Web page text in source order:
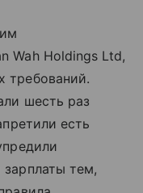
Wah Holdings Ltd,
требований.
шесть раз
есть
тем,